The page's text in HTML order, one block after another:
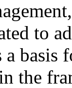
to
a
the